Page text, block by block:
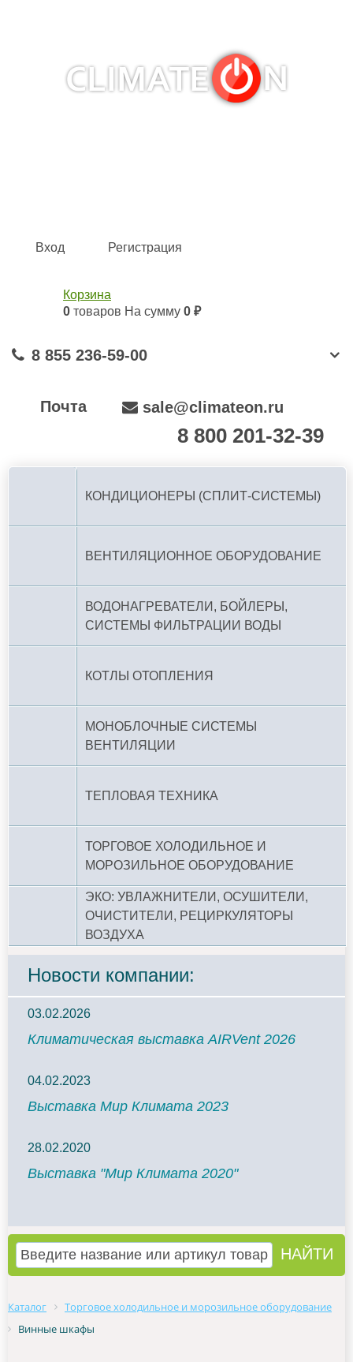
Вход Регистрация
Корзина
0 товаров На сумму 0 ₽
8 855 236-59-00
Почта sale@climateon.ru
8 800 201-32-39
КОНДИЦИОНЕРЫ (СПЛИТ-СИСТЕМЫ)
ВЕНТИЛЯЦИОННОЕ ОБОРУДОВАНИЕ
ВОДОНАГРЕВАТЕЛИ, БОЙЛЕРЫ,
СИСТЕМЫ ФИЛЬТРАЦИИ ВОДЫ
КОТЛЫ ОТОПЛЕНИЯ
МОНОБЛОЧНЫЕ СИСТЕМЫ
ВЕНТИЛЯЦИИ
ТЕПЛОВАЯ ТЕХНИКА
ТОРГОВОЕ ХОЛОДИЛЬНОЕ И
МОРОЗИЛЬНОЕ ОБОРУДОВАНИЕ
ЭКО: УВЛАЖНИТЕЛИ, ОСУШИТЕЛИ,
ОЧИСТИТЕЛИ, РЕЦИРКУЛЯТОРЫ
ВОЗДУХА
Новости компании:
03.02.2026
Климатическая выставка AIRVent 2026
04.02.2023
Выставка Мир Климата 2023
28.02.2020
Выставка "Мир Климата 2020"
Каталог
Торговое холодильное и морозильное оборудование
Винные шкафы